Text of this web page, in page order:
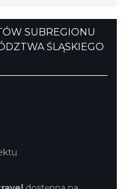
SUBREGIONU
ŚLĄSKIEGO